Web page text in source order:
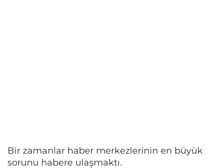
Bir zamanlar haber merkezlerinin en büyük
sorunu habere ulaşmaktı.